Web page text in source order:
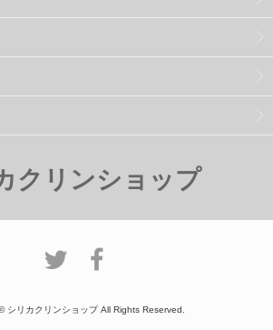
クリンショップ
シリカクリンショップ All Rights Reserved.